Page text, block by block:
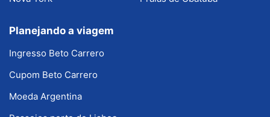
Planejando a viagem
Ingresso Beto Carrero
Cupom Beto Carrero
Moeda Argentina